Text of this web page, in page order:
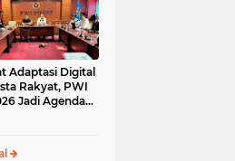
Adaptasi Digital
Rakyat, PWI
Jadi Agenda